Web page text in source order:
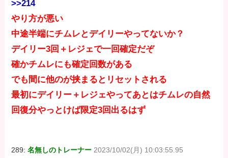
>>214
やり方が悪い
中途半端にチムレとデイリーやってないか？
デイリー3回＋レジェで一回確定だぞ
確かチムレにも確定回数がある
でも間に他のが挟まるとリセットされる
最初にデイリー＋レジェやってあとはチムレの自然
回復分やっとけば限定3回出るはず
289:名無しのトレーナー 2023/10/02(月) 10:03:55.95